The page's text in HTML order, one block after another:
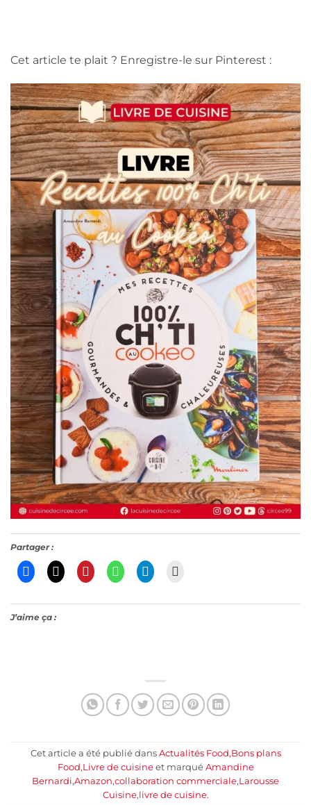
Cet article te plait ? Enregistre-le sur Pinterest :
Partager :
J’aime ça :
Cet article a été publié dans Actualités Food,Bons plans
Food,Livre de cuisineet marqué Amandine
Bernardi,Amazon,collaboration commerciale,Larousse
Cuisine,livre de cuisine.